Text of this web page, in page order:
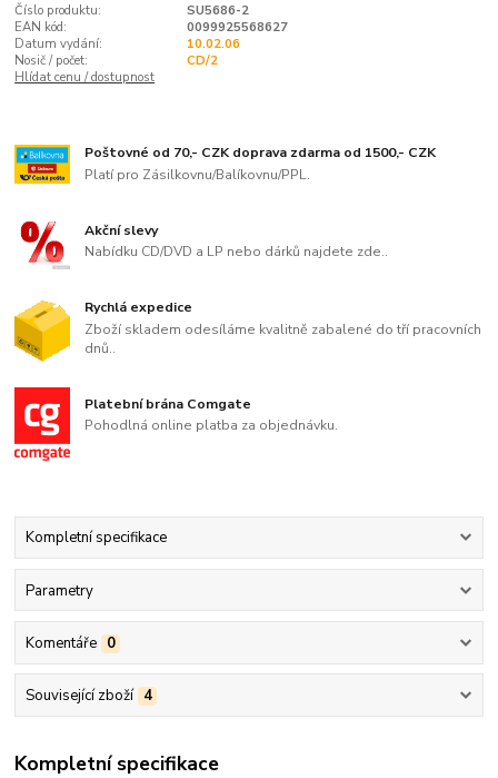
Číslo produktu:
SU5686-2
EAN kód:
0099925568627
Datum vydání:
10.02.06
Nosič / počet:
CD/2
Hlídat cenu / dostupnost
Poštovné od 70,- CZK doprava zdarma od 1500,- CZK
Platí pro Zásilkovnu/Balíkovnu/PPL.
Akční slevy
Nabídku CD/DVD a LP nebo dárků najdete zde..
Rychlá expedice
Zboží skladem odesíláme kvalitně zabalené do tří pracovních
dnů..
Platební brána Comgate
Pohodlná online platba za objednávku.
Kompletní specifikace
Parametry
Komentáře 0
Související zboží 4
Kompletní specifikace